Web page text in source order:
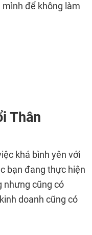
mình để không làm
Thân
khá bình yên với
bạn đang thực hiện
nhưng cũng có
doanh cũng có